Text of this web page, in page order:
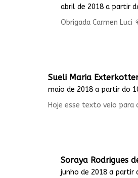
abril de 2018 a partir
Obrigada Carmen Luci
Sueli Maria
maio de 2018 a partir do
Hoje esse texto veio para
Soraya Rodrigues
junho de 2018 a partir